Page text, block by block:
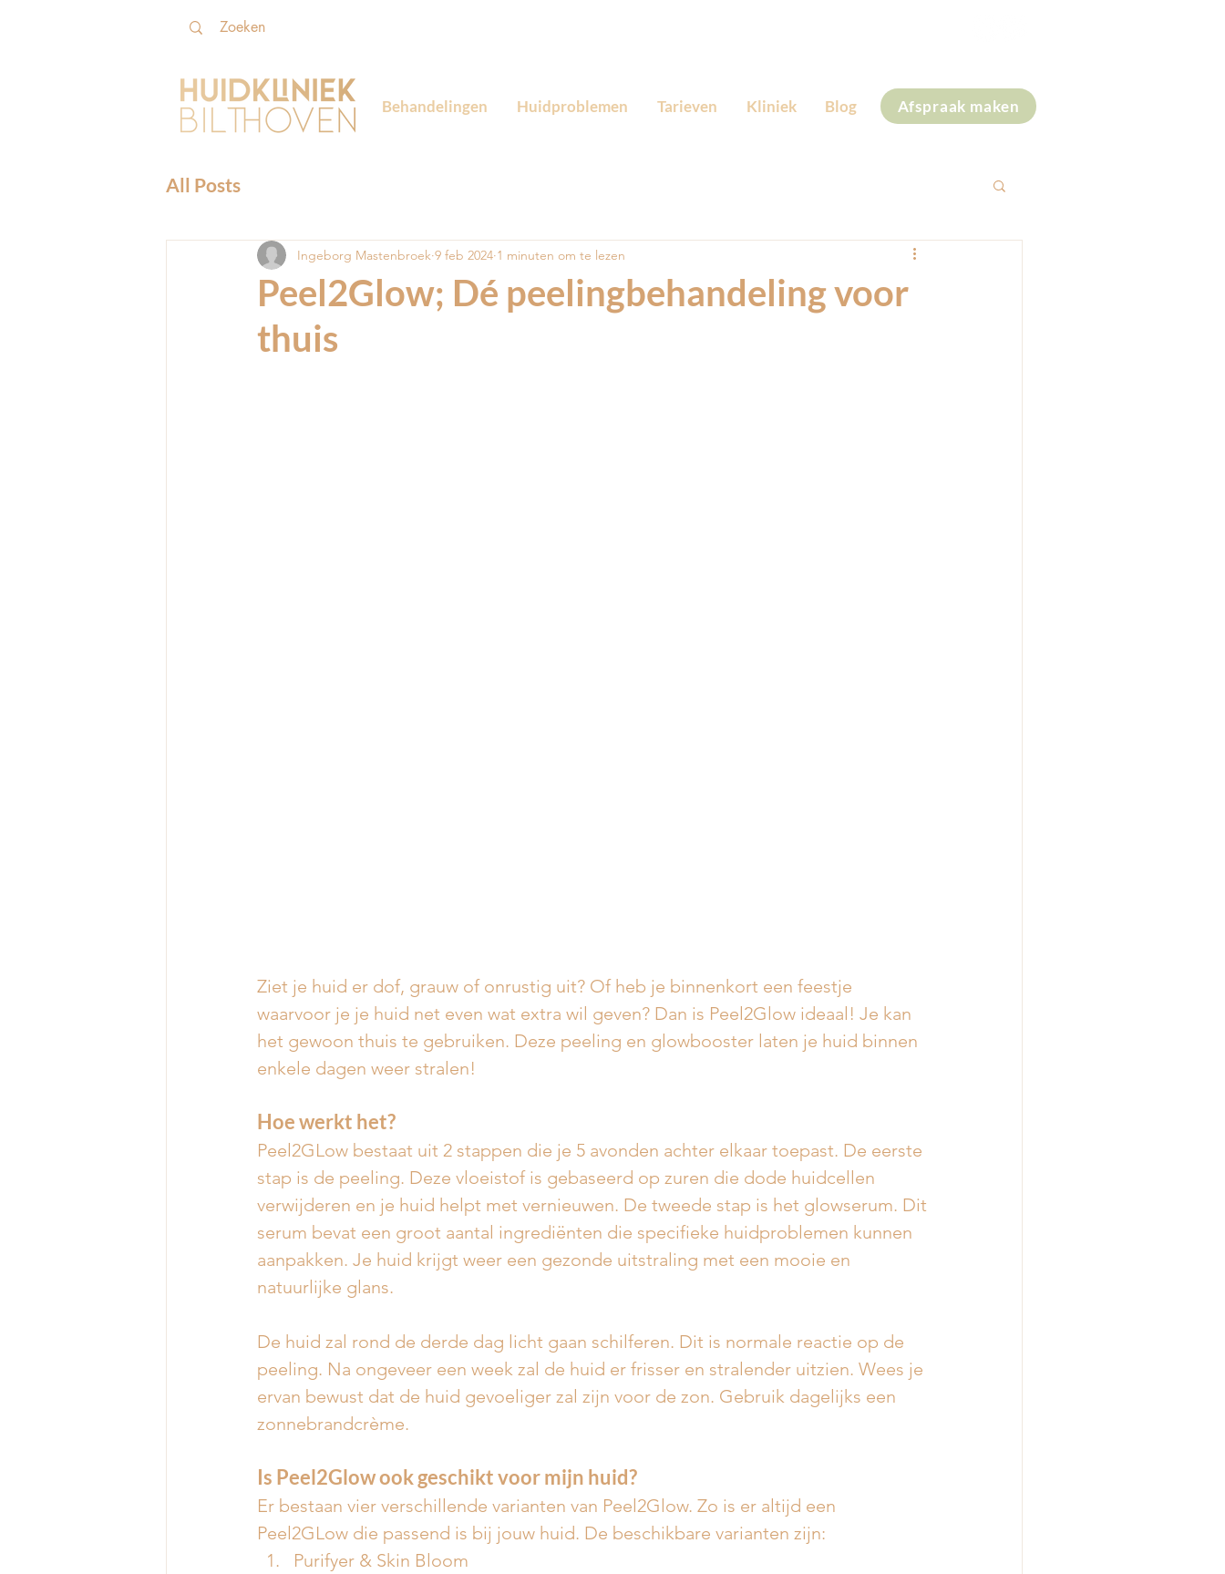
Behandelingen Huidproblemen Tarieven Kliniek Blog Afspraak maken
All Posts
Peel2Glow; Dé peelingbehandeling voor
thuis
Ingeborg Mastenbroek 9 feb 2024 1 minuten om te lezen
Ziet je huid er dof, grauw of onrustig uit? Of heb je binnenkort een feestje
waarvoor je je huid net even wat extra wil geven? Dan is Peel2Glow ideaal! Je kan
het gewoon thuis te gebruiken. Deze peeling en glowbooster laten je huid binnen
enkele dagen weer stralen!
Hoe werkt het?
Peel2GLow bestaat uit 2 stappen die je 5 avonden achter elkaar toepast. De eerste
stap is de peeling. Deze vloeistof is gebaseerd op zuren die dode huidcellen
verwijderen en je huid helpt met vernieuwen. De tweede stap is het glowserum. Dit
serum bevat een groot aantal ingrediënten die specifieke huidproblemen kunnen
aanpakken. Je huid krijgt weer een gezonde uitstraling met een mooie en
natuurlijke glans.
De huid zal rond de derde dag licht gaan schilferen. Dit is normale reactie op de
peeling. Na ongeveer een week zal de huid er frisser en stralender uitzien. Wees je
ervan bewust dat de huid gevoeliger zal zijn voor de zon. Gebruik dagelijks een
zonnebrandcrème.
Is Peel2Glow ook geschikt voor mijn huid?
Er bestaan vier verschillende varianten van Peel2Glow. Zo is er altijd een
Peel2GLow die passend is bij jouw huid. De beschikbare varianten zijn:
Purifyer & Skin Bloom